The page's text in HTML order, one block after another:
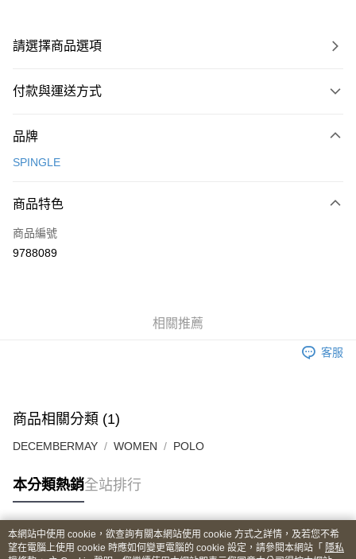
請選擇商品選項
付款與運送方式
信用卡一次付款
LINE Pay
Apple Pay
全家取貨付款
每筆NT$60
7-11取貨付款
每筆NT$60
品牌
SPINGLE
商品特色
商品編號
9788089
相關推薦
客服
商品相關分類 (1)
DECEMBERMAY WOMEN POLO
本分類熱銷全站排行
熱門標籤
本網站中使用 cookie，欲查詢有關本網站使用 cookie 方式之詳情，及若您不希
望在電腦上使用 cookie 時應如何變更電腦的 cookie 設定，請參閱本網站「 隱私